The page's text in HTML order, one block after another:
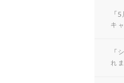
「
キ
「
れ